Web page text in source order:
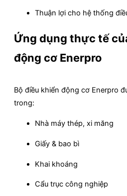
Thuận lợi cho hệ thống
Ứng dụng thực tế
động cơ Enerpro
Bộ điều khiển động cơ Enerpro
trong:
Nhà máy thép, xi măng
Giấy & bao bì
Khai khoáng
Cẩu trục công nghiệp